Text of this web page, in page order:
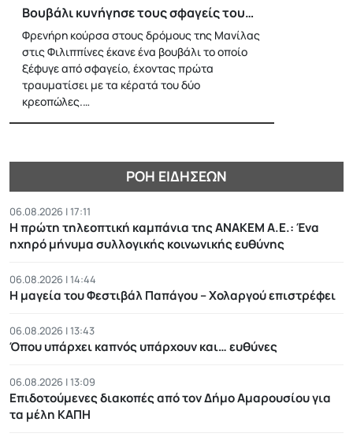
Βουβάλι κυνήγησε τους σφαγείς του…
Φρενήρη κούρσα στους δρόμους της Μανίλας
στις Φιλιππίνες έκανε ένα βουβάλι το οποίο
ξέφυγε από σφαγείο, έχοντας πρώτα
τραυματίσει με τα κέρατά του δύο
κρεοπώλες.…
ΡΟΉ ΕΙΔΉΣΕΩΝ
06.08.2026 | 17:11
Η πρώτη τηλεοπτική καμπάνια της ΑΝΑΚΕΜ Α.Ε.: Ένα
ηχηρό μήνυμα συλλογικής κοινωνικής ευθύνης
06.08.2026 | 14:44
Η μαγεία του Φεστιβάλ Παπάγου – Χολαργού επιστρέφει
06.08.2026 | 13:43
Όπου υπάρχει καπνός υπάρχουν και… ευθύνες
06.08.2026 | 13:09
Επιδοτούμενες διακοπές από τον Δήμο Αμαρουσίου για
τα μέλη ΚΑΠΗ